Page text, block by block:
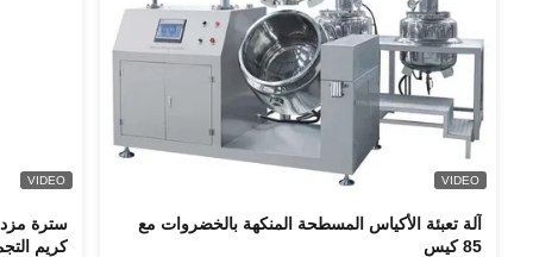
VIDEO
آلة تعبئة الأكياس المسطحة المنكهة بالخضروات مع
85 كيس
VIDEO
سترة
كريم